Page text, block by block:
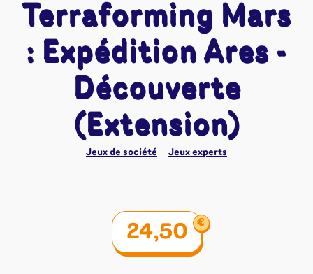
Terraforming Mars
: Expédition Ares -
Découverte
(Extension)
Jeux de société Jeux experts
24,50 €